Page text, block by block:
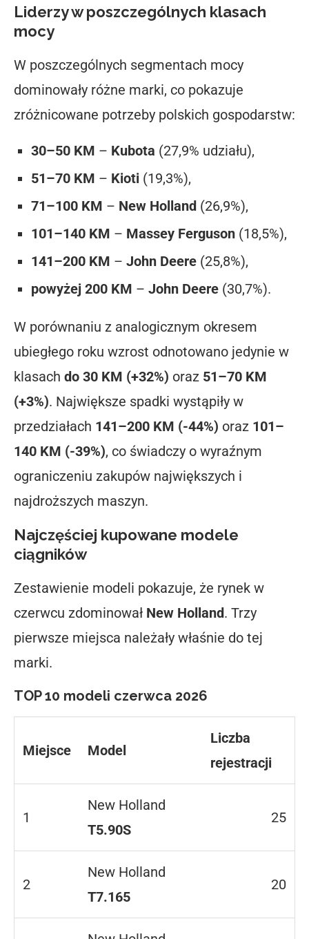
Liderzy w poszczególnych klasach
mocy
W poszczególnych segmentach mocy
dominowały różne marki, co pokazuje
zróżnicowane potrzeby polskich gospodarstw:
30–50 KM – Kubota (27,9% udziału),
51–70 KM – Kioti (19,3%),
71–100 KM – New Holland (26,9%),
101–140 KM – Massey Ferguson (18,5%),
141–200 KM – John Deere (25,8%),
powyżej 200 KM – John Deere (30,7%).
W porównaniu z analogicznym okresem
ubiegłego roku wzrost odnotowano jedynie w
klasach do 30 KM (+32%) oraz 51–70 KM
(+3%). Największe spadki wystąpiły w
przedziałach 141–200 KM (-44%) oraz 101–
140 KM (-39%), co świadczy o wyraźnym
ograniczeniu zakupów największych i
najdroższych maszyn.
Najczęściej kupowane modele
ciągników
Zestawienie modeli pokazuje, że rynek w
czerwcu zdominował New Holland. Trzy
pierwsze miejsca należały właśnie do tej
marki.
TOP 10 modeli czerwca 2026
Miejsce Model
Liczba
rejestracji
1
New Holland
T5.90S
25
2
New Holland
T7.165
20